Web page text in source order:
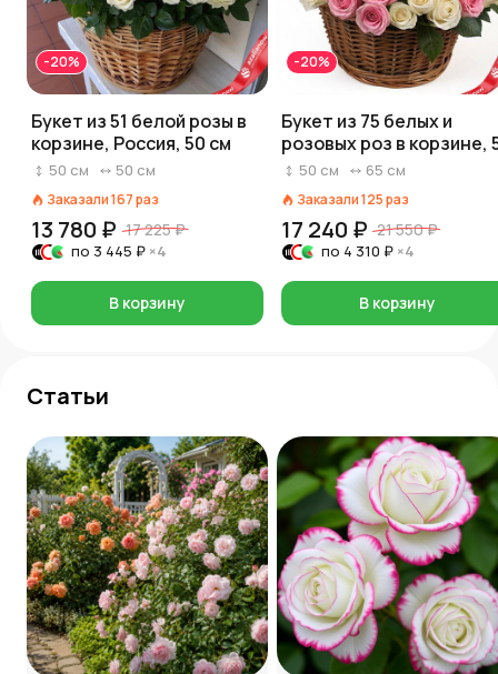
-20%
Букет из 51 белой розы в
корзине, Россия, 50 см
50 см 50 см
Заказали167раз
13 780 ₽ 17 225 ₽
по 3 445 ₽ ×4
В корзину
-20%
Букет из 75 белых и
розовых роз в корзине,
см, Россия
50 см 65 см
Заказали125раз
17 240 ₽ 21 550 ₽
по 4 310 ₽ ×4
В корзину
Статьи